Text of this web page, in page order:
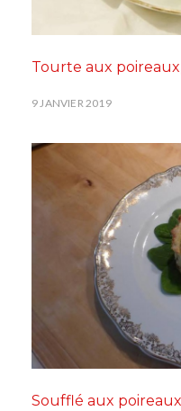
Tourte aux
9 JANVIER 2019
Soufflé aux poireaux